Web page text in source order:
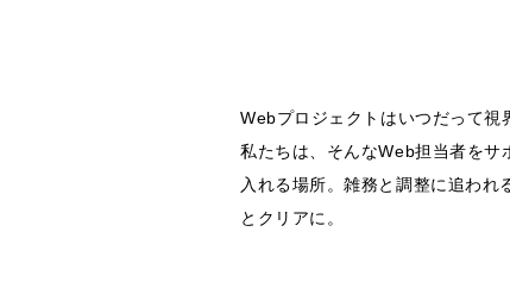
Webプロジェクトはいつだって視
私たちは、そんなWeb担当者をサ
入れる場所。雑務と調整に追わ
とクリアに。